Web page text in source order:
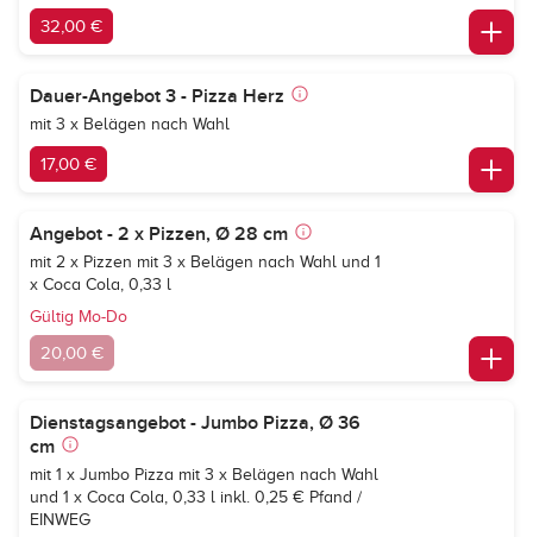
32,00 €
Dauer-Angebot 3 - Pizza Herz
mit 3 x Belägen nach Wahl
17,00 €
Angebot - 2 x Pizzen, Ø 28 cm
mit 2 x Pizzen mit 3 x Belägen nach Wahl und 1
x Coca Cola, 0,33 l
Gültig Mo-Do
20,00 €
Dienstagsangebot - Jumbo Pizza, Ø 36
cm
mit 1 x Jumbo Pizza mit 3 x Belägen nach Wahl
und 1 x Coca Cola, 0,33 l inkl. 0,25 € Pfand /
EINWEG